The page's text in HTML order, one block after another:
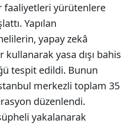
faaliyetleri yürütenlere
Yapılan
yapay zekâ
yasa dışı bahis
tespit edildi. Bunun
merkezli toplam 35
düzenlendi.
yakalanarak